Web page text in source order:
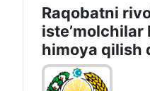
Raqobatni
himoya qilish